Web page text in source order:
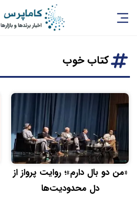
کتاب خوب
«من دو بال دارم»؛ روایت پرواز از
دل محدودیت‌ها